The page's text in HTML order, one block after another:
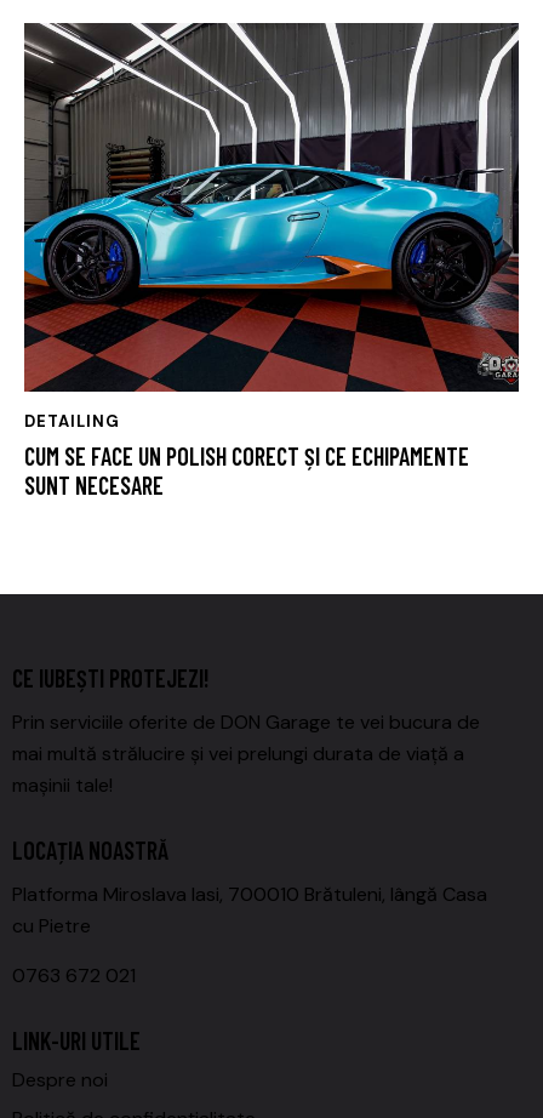
DETAILING
CUM SE FACE UN POLISH CORECT ȘI CE ECHIPAMENTE
SUNT NECESARE
CE IUBEȘTI PROTEJEZI!
Prin serviciile oferite de DON Garage te vei bucura de
mai multă strălucire și vei prelungi durata de viață a
mașinii tale!
LOCAȚIA NOASTRĂ
Platforma Miroslava Iasi, 700010 Brătuleni, lângă Casa
cu Pietre
0763 672 021
LINK-URI UTILE
Despre noi